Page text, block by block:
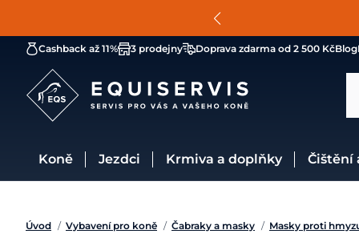
Cashback až 11% 3 prodejny Doprava zdarma od 2 500 KčBlog
Koně Jezdci Krmiva a doplňky
Úvod / Vybavení pro koně / Čabraky a masky / Masky proti